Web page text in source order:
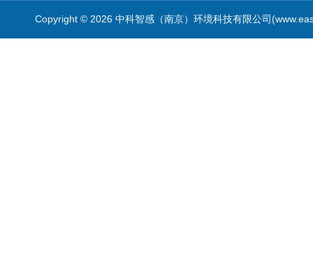
Copyright © 2026 中科智感（南京）环境科技有限公司